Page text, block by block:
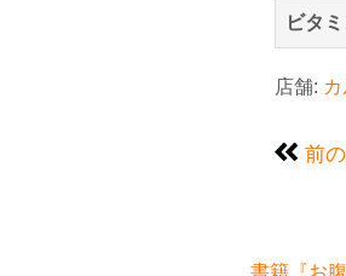
ビタ
店舗:
前
書籍『お